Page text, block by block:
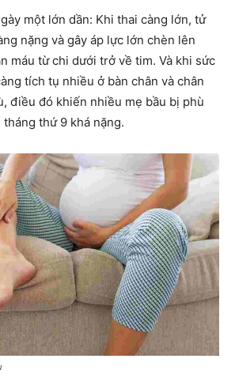
một lớn dần: Khi thai càng lớn, tử
nặng và gây áp lực lớn chèn lên
máu từ chi dưới trở về tim. Và khi sức
tích tụ nhiều ở bàn chân và chân
điều đó khiến nhiều mẹ bầu bị phù
thứ 9 khá nặng.